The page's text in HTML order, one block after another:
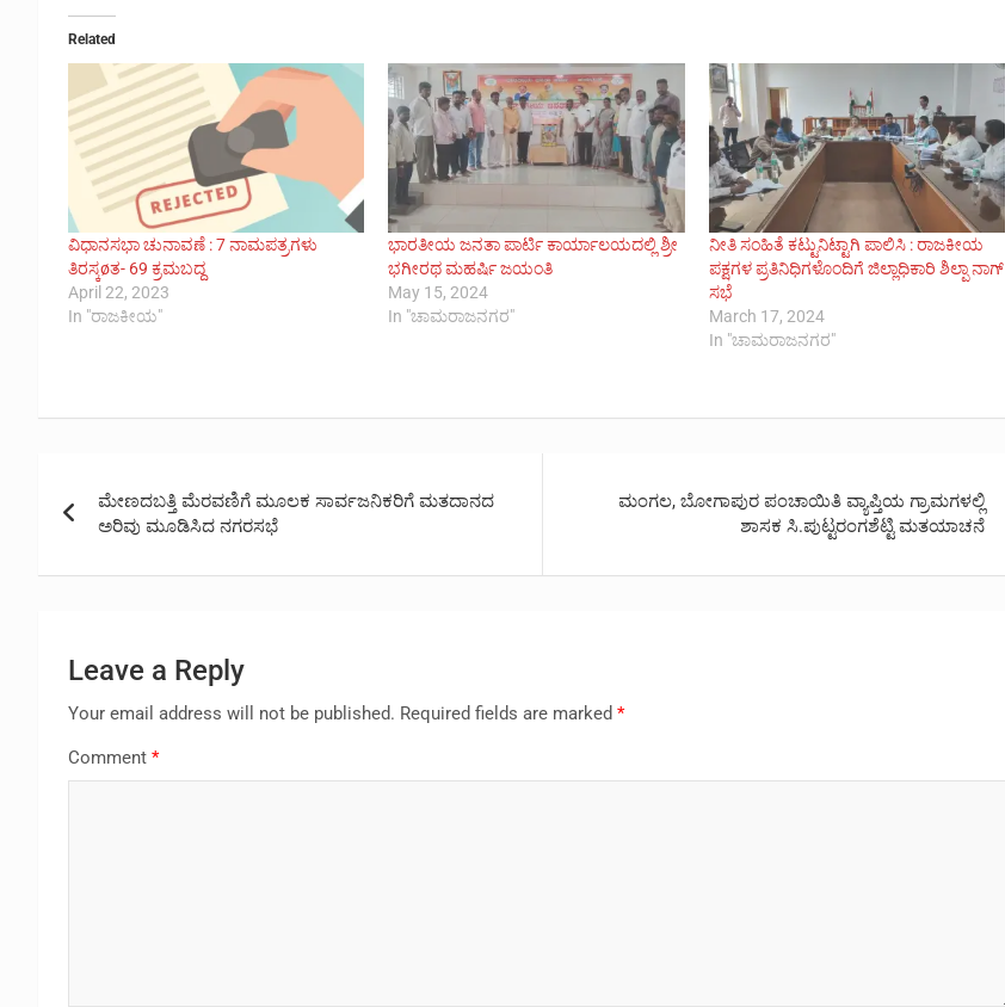
Related
ವಿಧಾನಸಭಾ ಚುನಾವಣೆ : 7 ನಾಮಪತ್ರಗಳು
ತಿರಸ್ಕøತ- 69 ಕ್ರಮಬದ್ದ
April 22, 2023
In "ರಾಜಕೀಯ"
ಭಾರತೀಯ ಜನತಾ ಪಾರ್ಟಿ ಕಾರ್ಯಾಲಯದಲ್ಲಿ ಶ್ರೀ
ಭಗೀರಥ ಮಹರ್ಷಿ ಜಯಂತಿ
May 15, 2024
In "ಚಾಮರಾಜನಗರ"
ನೀತಿ ಸಂಹಿತೆ ಕಟ್ಟುನಿಟ್ಟಾಗಿ ಪಾಲಿಸಿ : ರಾಜಕೀಯ
ಪಕ್ಷಗಳ ಪ್ರತಿನಿಧಿಗಳೊಂದಿಗೆ ಜಿಲ್ಲಾಧಿಕಾರಿ ಶಿಲ್ಪಾ ನಾಗ್
ಸಭೆ
March 17, 2024
In "ಚಾಮರಾಜನಗರ"
navigation
ಮೇಣದಬತ್ತಿ ಮೆರವಣಿಗೆ ಮೂಲಕ ಸಾರ್ವಜನಿಕರಿಗೆ ಮತದಾನದ
ಅರಿವು ಮೂಡಿಸಿದ ನಗರಸಭೆ
ಮಂಗಲ, ಬೋಗಾಪುರ ಪಂಚಾಯಿತಿ ವ್ಯಾಪ್ತಿಯ ಗ್ರಾಮಗಳಲ್ಲಿ
ಶಾಸಕ ಸಿ.ಪುಟ್ಟರಂಗಶೆಟ್ಟಿ ಮತಯಾಚನೆ
Leave a Reply
Your email address will not be published. Required fields are marked *
Comment *